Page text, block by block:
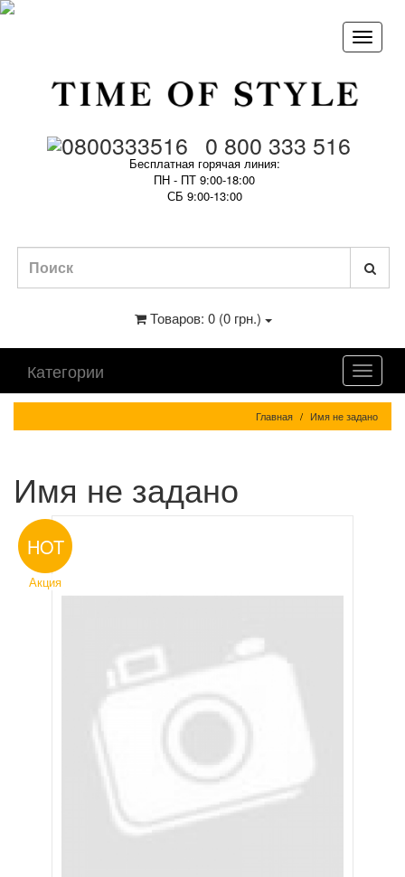
0 800 333 516
Бесплатная горячая линия:
ПН - ПТ 9:00-18:00
СБ 9:00-13:00
Товаров: 0 (0 грн.)
Категории
Главная Имя не задано
Имя не задано
HOT
Акция